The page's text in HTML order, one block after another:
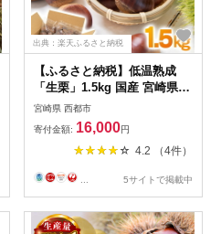
出典：楽天ふるさと納税
【ふるさと納税】低温熟成
「生栗」1.5kg 国産 宮崎県
西都市 くり 先行予約＜49-2a
宮崎県 西都市
寄付金額: 16,000円
4.2 （4件）
5サイトで掲載中